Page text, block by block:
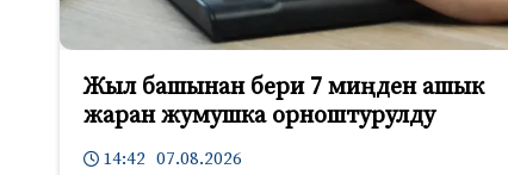
Жыл башынан бери 7 миңден ашык
жаран жумушка орноштурулду
14:42 07.08.2026